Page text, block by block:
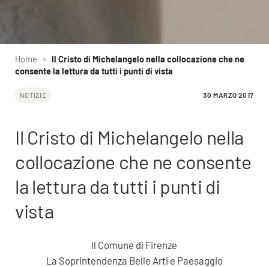
Home » Il Cristo di Michelangelo nella collocazione che ne
consente la lettura da tutti i punti di vista
NOTIZIE 30 MARZO 2017
Il Cristo di Michelangelo nella
collocazione che ne consente
la lettura da tutti i punti di
vista
Il Comune di Firenze
La Soprintendenza Belle Arti e Paesaggio